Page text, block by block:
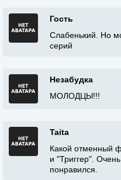
Гость
Слабенький. Но
серий
Незабудка
МОЛОДЦЫ!!!
Taita
Какой отменный
и "Триггер".
понравился.